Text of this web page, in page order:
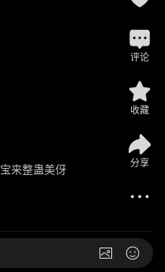
来整蛊美伢
评论
收藏
分享